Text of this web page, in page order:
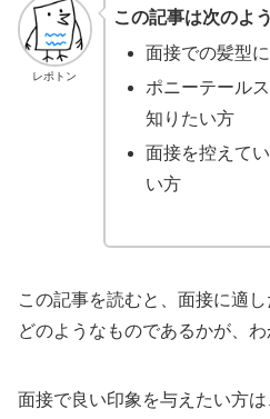
レポトン
この記事は次のよ
面接での髪型
ポニーテール
知りたい方
面接を控えて
い方
この記事を読むと、面接に適
どのようなものであるかが、
面接で良い印象を与えたい方